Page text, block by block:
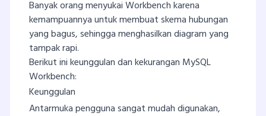
Banyak orang menyukai Workbench karena
kemampuannya untuk membuat skema hubungan
yang bagus, sehingga menghasilkan diagram yang
tampak rapi.
Berikut ini keunggulan dan kekurangan MySQL
Workbench:
Keunggulan
Antarmuka pengguna sangat mudah digunakan,